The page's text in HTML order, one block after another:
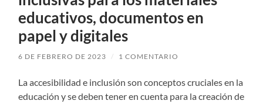
educativos, documentos en
papel y digitales
6 DE FEBRERO DE 2023 / 1 COMENTARIO
La accesibilidad e inclusión son conceptos cruciales en la
educación y se deben tener en cuenta para la creación de